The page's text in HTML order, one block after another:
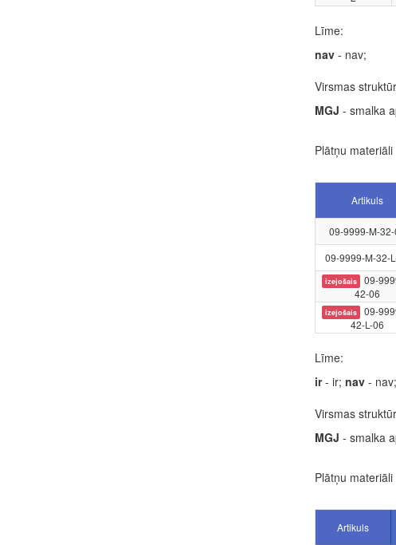
Līme:
nav- nav;
Virsmas
MGJ - smalka
Plātņu materiāli
Artikuls
09-9999-M-
09-9999-M-32-
izejošais
09-
42-06
izejošais
09-
42-L-06
Līme:
ir- ir; nav- nav;
Virsmas
MGJ - smalka
Plātņu materiāli
Artikuls